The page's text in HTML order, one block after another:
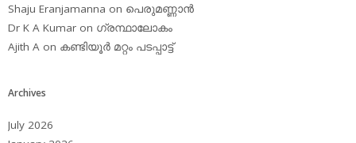
Shaju Eranjamanna on പെരുമണ്ണാന്‍
Dr K A Kumar on ഗ്രന്ഥാലോകം
Ajith A on കണ്ടിയൂര്‍ മറ്റം പടപ്പാട്ട്‌
Archives
July 2026